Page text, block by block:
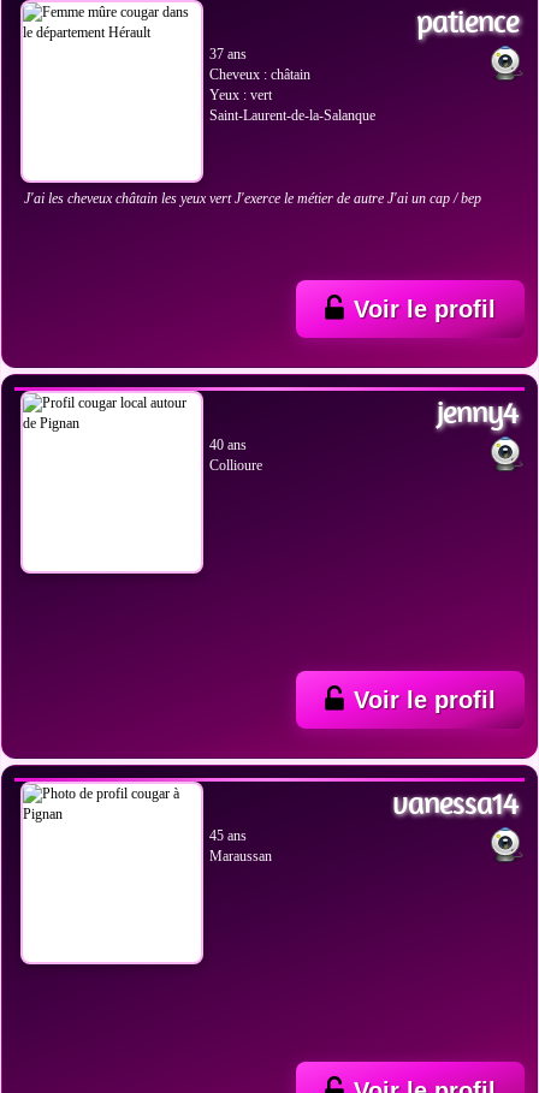
patience
37 ans
Cheveux : châtain
Yeux : vert
Saint-Laurent-de-la-Salanque
J'ai les cheveux châtain les yeux vert J'exerce le métier de autre J'ai un cap / bep
Voir le profil
jenny4
40 ans
Collioure
Voir le profil
vanessa14
45 ans
Maraussan